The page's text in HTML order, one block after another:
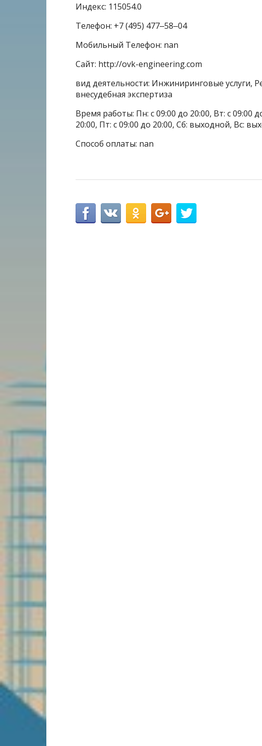
Индекс: 115054.0
Телефон: +7 (495) 477‒58‒04
Мобильный Телефон: nan
Сайт: http://ovk-engineering.com
вид деятельности: Инжиниринговые услуги,
внесудебная экспертиза
Время работы: Пн: с 09:00 до 20:00, Вт: с 09:00
20:00, Пт: с 09:00 до 20:00, Сб: выходной, Вс:
Способ оплаты: nan